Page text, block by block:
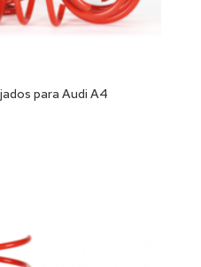
para Audi A4